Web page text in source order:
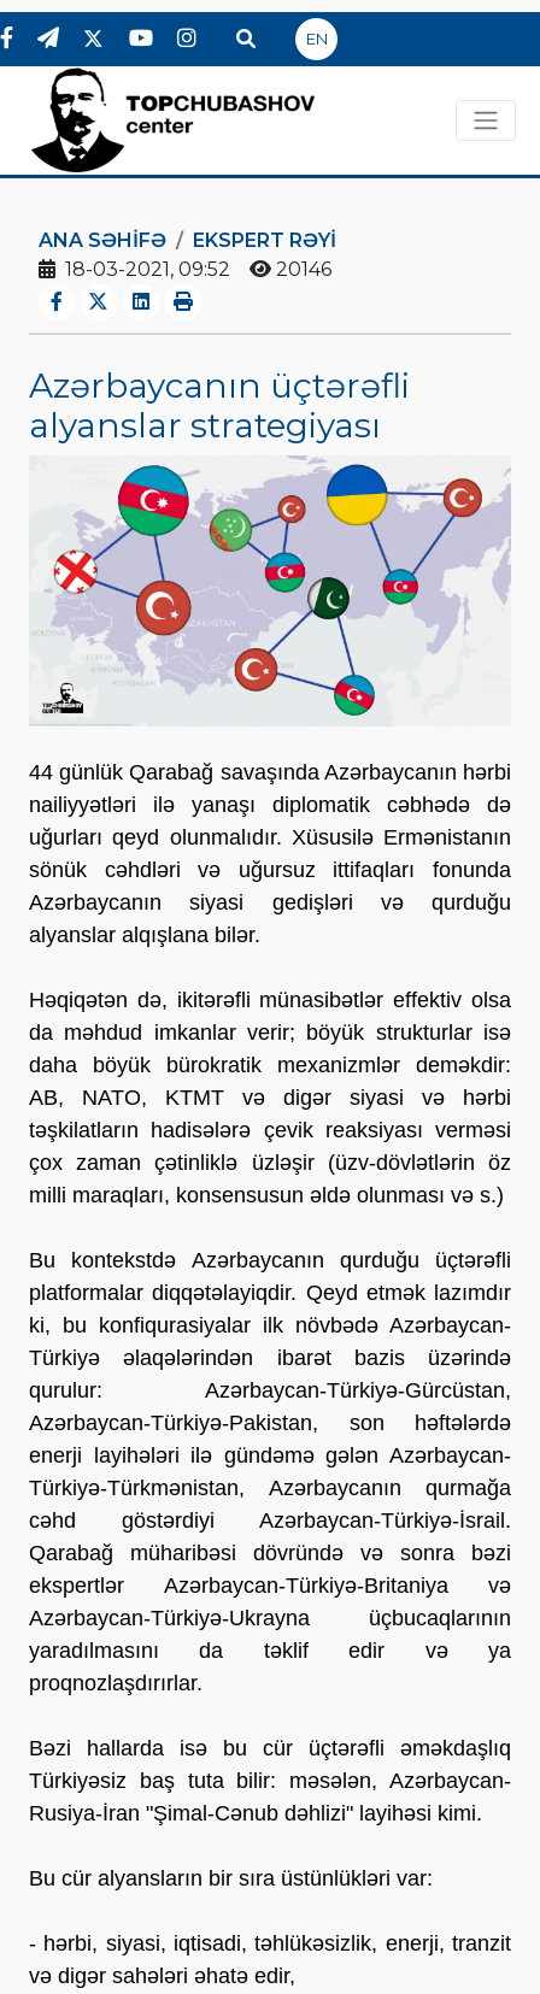
EN
ANA SƏHIFƏ
EKSPERT RƏYI
18-03-2021, 09:52
20146
Azərbaycanın üçtərəfli
alyanslar strategiyası
44 günlük Qarabağ savaşında Azərbaycanın hərbi
nailiyyətləri ilə yanaşı diplomatik cəbhədə də
uğurları qeyd olunmalıdır. Xüsusilə Ermənistanın
sönük cəhdləri və uğursuz ittifaqları fonunda
Azərbaycanın siyasi gedişləri və qurduğu
alyanslar alqışlana bilər.
Həqiqətən də, ikitərəfli münasibətlər effektiv olsa
da məhdud imkanlar verir; böyük strukturlar isə
daha böyük bürokratik mexanizmlər deməkdir:
AB, NATO, KTMT və digər siyasi və hərbi
təşkilatların hadisələrə çevik reaksiyası verməsi
çox zaman çətinliklə üzləşir (üzv-dövlətlərin öz
milli maraqları, konsensusun əldə olunması və s.)
Bu kontekstdə Azərbaycanın qurduğu üçtərəfli
platformalar diqqətəlayiqdir. Qeyd etmək lazımdır
ki, bu konfiqurasiyalar ilk növbədə Azərbaycan-
Türkiyə əlaqələrindən ibarət bazis üzərində
qurulur: Azərbaycan-Türkiyə-Gürcüstan,
Azərbaycan-Türkiyə-Pakistan, son həftələrdə
enerji layihələri ilə gündəmə gələn Azərbaycan-
Türkiyə-Türkmənistan, Azərbaycanın qurmağa
cəhd göstərdiyi Azərbaycan-Türkiyə-İsrail.
Qarabağ müharibəsi dövründə və sonra bəzi
ekspertlər Azərbaycan-Türkiyə-Britaniya və
Azərbaycan-Türkiyə-Ukrayna üçbucaqlarının
yaradılmasını da təklif edir və ya
proqnozlaşdırırlar.
Bəzi hallarda isə bu cür üçtərəfli əməkdaşlıq
Türkiyəsiz baş tuta bilir: məsələn, Azərbaycan-
Rusiya-İran "Şimal-Cənub dəhlizi" layihəsi kimi.
Bu cür alyansların bir sıra üstünlükləri var:
- hərbi, siyasi, iqtisadi, təhlükəsizlik, enerji, tranzit
və digər sahələri əhatə edir,